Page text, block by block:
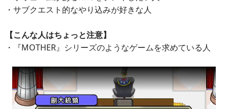
・サブクエスト的なやり込みが好きな人
【こんな人はちょっと注意】
・『MOTHER』シリーズのようなゲームを求めている人